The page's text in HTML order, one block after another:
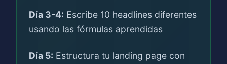
Día 3-4: Escribe 10 headlines diferentes
usando las fórmulas aprendidas
Día 5: Estructura tu landing page con